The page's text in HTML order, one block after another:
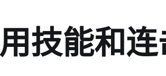
技能和连